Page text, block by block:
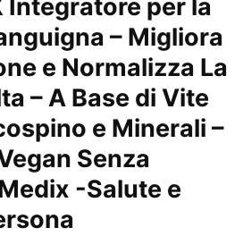
Integratore per la
– Migliora
e Normalizza La
– A Base di Vite
e Minerali –
Senza
-Salute e